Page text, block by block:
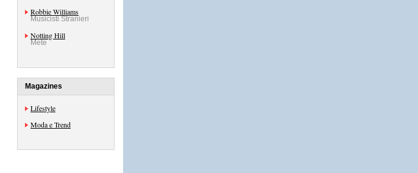
Robbie Williams
Musicisti Stranieri
Notting Hill
Mete
Magazines
Lifestyle
Moda e Trend